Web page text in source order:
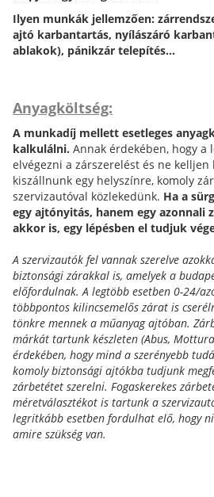
Ilyen munkák jellemzően:
ajtó karbantartás, nyílászáró
ablakok), pánikzár telepítés...
Anyagköltség:
A munkadíj mellett esetleges
kalkulálni. Annak érdekében, hogy a
elvégezni a zárszerelést és ne kelljen
kiszállnunk egy helyszínre, komoly
szervizautóval közlekedünk. Ha a
egy ajtónyitás, hanem egy azonnali
akkor is, egy lépésben el tudjuk
A szervizautók fel vannak szerelve
biztonsági zárakkal is, amelyek a
előfordulnak. A legtöbb esetben 0-24/
többpontos kilincsemelős zárat is
tönkre mennek a műanyag ajtóban.
márkát tartunk készleten (Abus,
érdekében, hogy mind a szerényebb
komoly biztonsági ajtókba tudjunk
zárbetétet szerelni. Fogaskerekes
méretválasztékot is tartunk a
legritkább esetben fordulhat elő, hogy
amire szükség van.